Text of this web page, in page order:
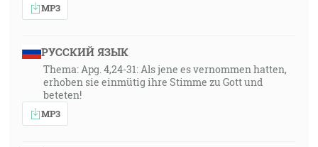
MP3
РУССКИЙ ЯЗЫК
Thema: Apg. 4,24-31: Als jene es vernommen hatten,
erhoben sie einmütig ihre Stimme zu Gott und
beteten!
MP3